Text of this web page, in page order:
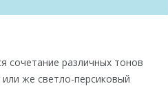
сочетание различных тонов
же светло-персиковый